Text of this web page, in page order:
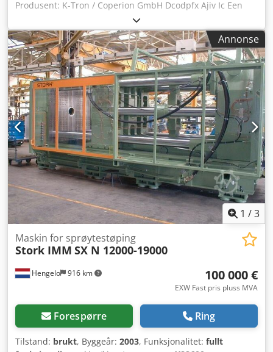
Produsent: K-Tron / Coperion GmbH Dcodpfx Ajiv Ic Een
Tok Modell: K-ML-FB-130QC Produksjonsår: Ukjent Turtall:
Mikserens turtall: 5,6 o/min Kapasitet: 75 liter Drivmotor:
0,25 kW – mikserdrift 0,25 kW Mål: Lengde 800 mm x
Bredde 700 mm x Høyde 1200 mm Egenvekt: 100 kg
Teknisk dokumentasjon: Nei Kommentar: Mikserdrift 0,25
kW, turtall 5,6 o/min Tilstand: Brukt Pris: På forespørsel
Annonse
1 /3
Hengelo 916 km
Maskin for sprøytestøping
Stork IMM SX N 12000-19000
100 000 €
EXW Fast pris pluss MVA
Forespørre Ring
Tilstand: brukt, Byggeår: 2003, Funksjonalitet: fullt